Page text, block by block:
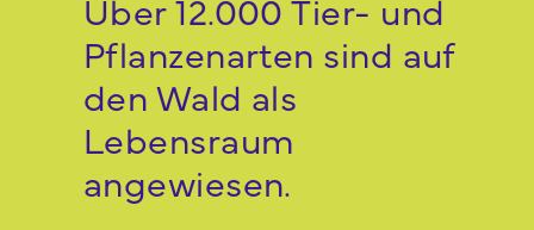
Pflanzenarten sind auf
den Wald als
Lebensraum
angewiesen.